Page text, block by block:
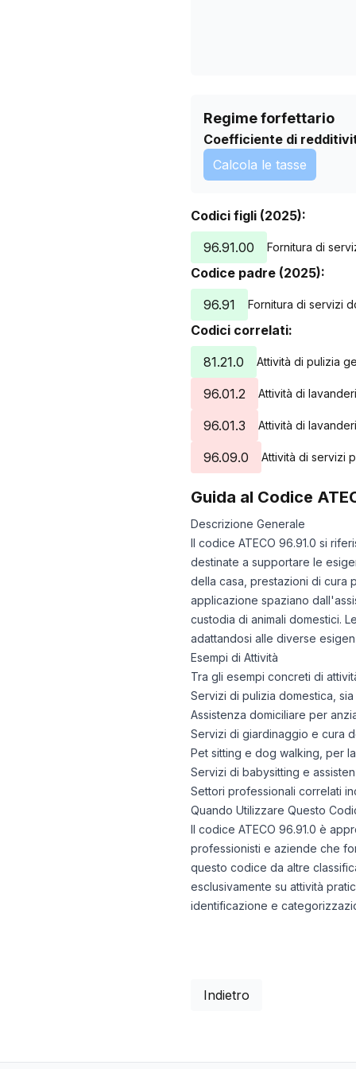
Regime forfettario
Coefficiente di
Calcola le tasse
Codici figli (2025):
96.91.00
Fornitura di
Codice padre (2025):
96.91
Fornitura di servizi
Codici correlati:
81.21.0
Attività di pulizia
96.01.2 Attività di
96.01.3 Attività di
96.09.0 Attività di servizi
Guida al Codice
Descrizione Generale
Il codice ATECO 96.91.0 si
destinate a supportare le
della casa, prestazioni di cura
applicazione spaziano
custodia di animali domestici.
adattandosi alle diverse
Esempi di Attività
Tra gli esempi concreti di
Servizi di pulizia domestica,
Assistenza domiciliare per
Servizi di giardinaggio e cura
Pet sitting e dog walking, per
Servizi di babysitting e
Settori professionali correlati
Quando Utilizzare Questo
Il codice ATECO 96.91.0 è
professionisti e aziende che
questo codice da altre
esclusivamente su attività
identificazione e
Indietro